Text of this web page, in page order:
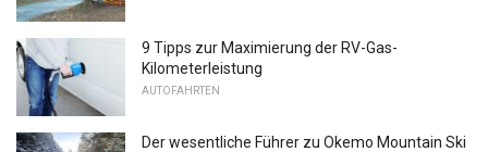
9 Tipps zur Maximierung der RV-Gas-
Kilometerleistung
AUTOFAHRTEN
Der wesentliche Führer zu Okemo Mountain Ski